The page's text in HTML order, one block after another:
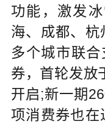
功能，激发
海、成都、杭
多个城市联合
券，首轮发放
开启;新一期
项消费券也在